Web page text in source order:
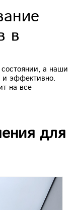
в
а наши
и эффективно.
на все
для